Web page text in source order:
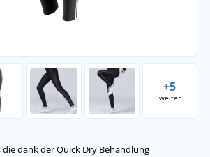
+5
weiter
die dank der Quick Dry Behandlung